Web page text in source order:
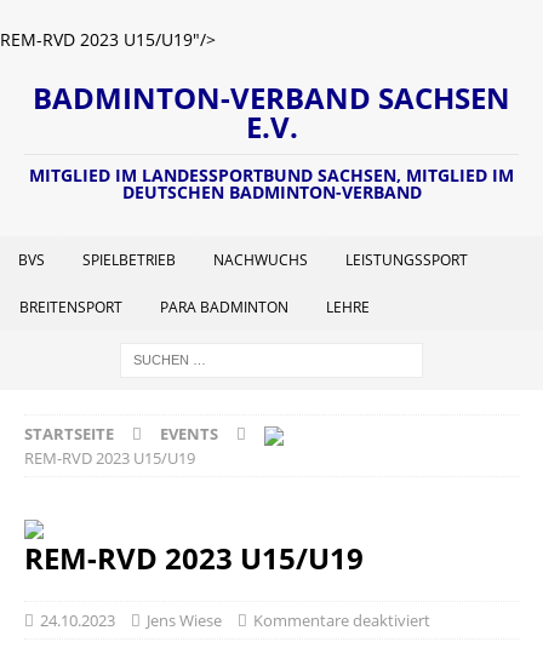
REM-RVD 2023 U15/U19"/>
BADMINTON-VERBAND SACHSEN
E.V.
MITGLIED IM LANDESSPORTBUND SACHSEN, MITGLIED IM
DEUTSCHEN BADMINTON-VERBAND
BVS SPIELBETRIEB NACHWUCHS LEISTUNGSSPORT
BREITENSPORT PARA BADMINTON LEHRE
STARTSEITE
EVENTS
REM-RVD 2023 U15/U19
REM-RVD 2023 U15/U19
24.10.2023 Jens Wiese Kommentare deaktiviert